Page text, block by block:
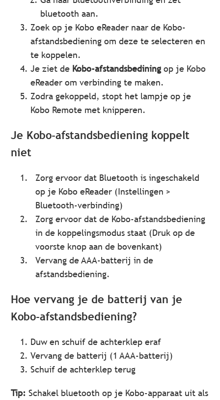
bluetooth aan.
Zoek op je Kobo eReader naar de Kobo-
afstandsbediening om deze te selecteren en
te koppelen.
Je ziet de Kobo-afstandsbedining op je Kobo
eReader om verbinding te maken.
Zodra gekoppeld, stopt het lampje op je
Kobo Remote met knipperen.
Je Kobo-afstandsbediening koppelt
niet
Zorg ervoor dat Bluetooth is ingeschakeld
op je Kobo eReader (Instellingen >
Bluetooth-verbinding)
Zorg ervoor dat de Kobo-afstandsbediening
in de koppelingsmodus staat (Druk op de
voorste knop aan de bovenkant)
Vervang de AAA-batterij in de
afstandsbediening.
Hoe vervang je de batterij van je
Kobo-afstandsbediening?
Duw en schuif de achterklep eraf
Vervang de batterij (1 AAA-batterij)
Schuif de achterklep terug
Tip: Schakel bluetooth op je Kobo-apparaat uit als